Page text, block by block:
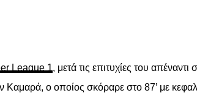
League 1, μετά τις επιτυχίες του
Καμαρά, ο οποίος σκόραρε στο 87’ με